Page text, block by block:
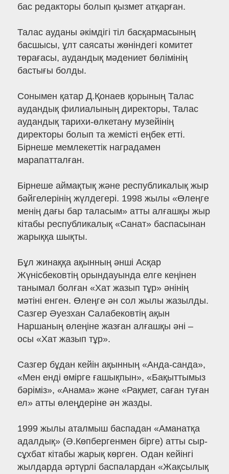
бас редакторы болып қызмет атқарған.
Талас ауданы әкімдігі тіл басқармасының
басшысы, ұлт саясаты жөніндегі комитет
төрағасы, аудандық мәдениет бөлімінің
бастығы болды.
Сонымен қатар Д.Қонаев қорының Талас
аудандық филиалының директоры, Талас
аудандық тарихи-өлкетану музейінің
директоры болып та жемісті еңбек етті.
Бірнеше мемлекеттік наградамен
марапатталған.
Бірнеше аймақтық және республикалық жыр
бәйгелерінің жүлдегері. 1998 жылы «Өлеңге
менің дағы бар таласым» атты алғашқы жыр
кітабы республикалық «Санат» баспасынан
жарыққа шықты.
Бұл жинаққа ақынның әнші Асқар
Жүнісбековтің орындауында елге кеңінен
танымал болған «Хат жазып тұр» әнінің
мәтіні енген. Өлеңге ән сол жылы жазылды.
Сазгер Әуезхан Салабековтің ақын
Наршаның өлеңіне жазған алғашқы әні –
осы «Хат жазып тұр».
Сазгер бұдан кейін ақынның «Анда-санда»,
«Мен енді өмірге ғашықпын», «Бақыттымыз
бәріміз», «Анама» және «Рақмет, саған туған
ел» атты өлеңдеріне ән жазды.
1999 жылы аталмыш баспадан «Аманатқа
адалдық» (Ә.Көпбергенмен бірге) атты сыр-
сұхбат кітабы жарық көрген. Одан кейінгі
жылдарда әртүрлі баспалардан «Жақсылық